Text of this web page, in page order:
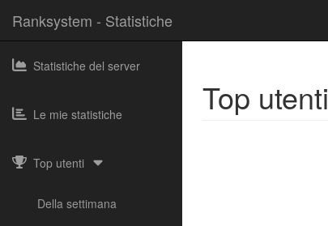
Ranksystem - Statistiche
Statistiche del server
Le mie statistiche
Top utenti
Della settimana
Top utenti